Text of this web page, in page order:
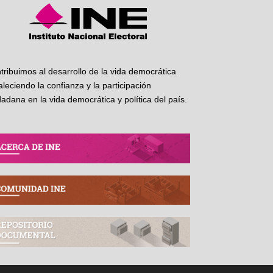
al desarrollo de la vida democrática
la confianza y la participación
en la vida democrática y política del país.